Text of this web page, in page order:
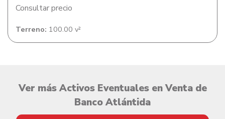
Consultar precio
Terreno: 100.00 v²
Ver más Activos Eventuales en Venta de
Banco Atlántida